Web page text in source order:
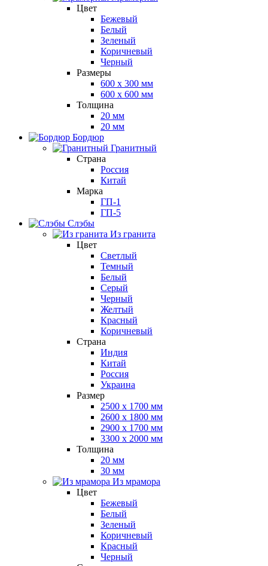
Цвет
Бежевый
Белый
Зеленый
Коричневый
Черный
Размеры
600 х 300 мм
600 х 600 мм
Толщина
20 мм
20 мм
Бордюр
Гранитный
Страна
Россия
Китай
Марка
ГП-1
ГП-5
Слэбы
Из гранита
Цвет
Светлый
Темный
Белый
Серый
Черный
Желтый
Красный
Коричневый
Страна
Индия
Китай
Россия
Украина
Размер
2500 x 1700 мм
2600 x 1800 мм
2900 x 1700 мм
3300 x 2000 мм
Толщина
20 мм
30 мм
Из мрамора
Цвет
Бежевый
Белый
Зеленый
Коричневый
Красный
Черный